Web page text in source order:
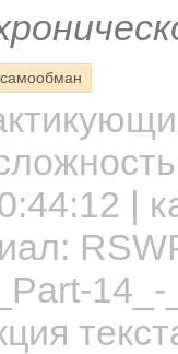
самообман
|